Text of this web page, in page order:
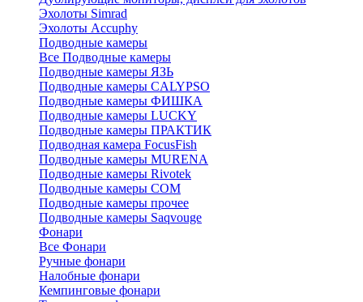
Эхолоты Simrad
Эхолоты Accuphy
Подводные камеры
Все Подводные камеры
Подводные камеры ЯЗЬ
Подводные камеры CALYPSO
Подводные камеры ФИШКА
Подводные камеры LUCKY
Подводные камеры ПРАКТИК
Подводная камера FocusFish
Подводные камеры MURENA
Подводные камеры Rivotek
Подводные камеры СОМ
Подводные камеры прочее
Подводные камеры Saqvouge
Фонари
Все Фонари
Ручные фонари
Налобные фонари
Кемпинговые фонари